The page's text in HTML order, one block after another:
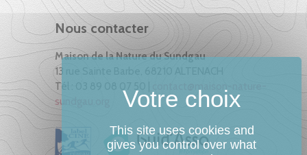
Nous contacter
Maison de la Nature du Sundgau
13 rue Sainte Barbe, 68210 ALTENACH
Tél : 03 89 08 07 50 |
sundgau.org
This site uses cookies and
gives you control over what